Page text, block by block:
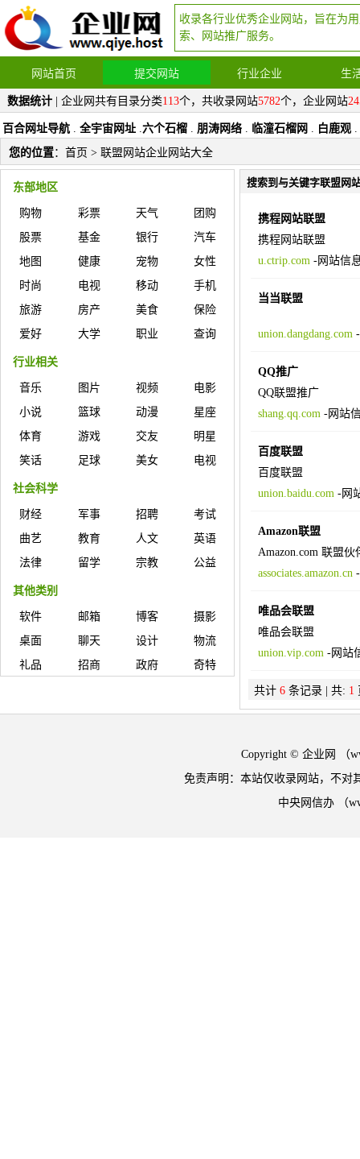
收录各行业优秀企业网站，旨在为
索、网站推广服务。
网站首页 提交网站 行业企业 生
数据统计 | 企业网共有目录分类113个，共收录网站5782个，企业网站
百合网址导航 . 全宇宙网址 .六个石榴 . 朋涛网络 . 临潼石榴网 . 白鹿观 .
您的位置： 首页 > 联盟网站企业网站大全
东部地区
购物 彩票 天气
团购
股票
基金 银行
汽车
地图
健康 宠物
女性
时尚
电视 移动
手机
旅游
房产 美食
保险
爱好
大学 职业 查询
行业相关
音乐 图片 视频
电影
小说
篮球 动漫
星座
体育
游戏 交友
明星
笑话
足球 美女 电视
社会科学
财经 军事 招聘
考试
曲艺
教育 人文
英语
法律
留学 宗教 公益
其他类别
软件 邮箱 博客
摄影
桌面
聊天 设计
物流
礼品
招商 政府 奇特
搜索到与关键字联盟网
携程网站联盟
携程网站联盟
u.ctrip.com-网站信
当当联盟
union.dangdang.com-
QQ推广
QQ联盟推广
shang.qq.com-网站
百度联盟
百度联盟
union.baidu.com-网
Amazon联盟
Amazon.com 联盟伙
associates.amazon.cn-
唯品会联盟
唯品会联盟
union.vip.com-网站
共计 6条记录 | 共: 1
Copyright © 企业网 （
免责声明：本站仅收录网站，不对
中央网信办 （